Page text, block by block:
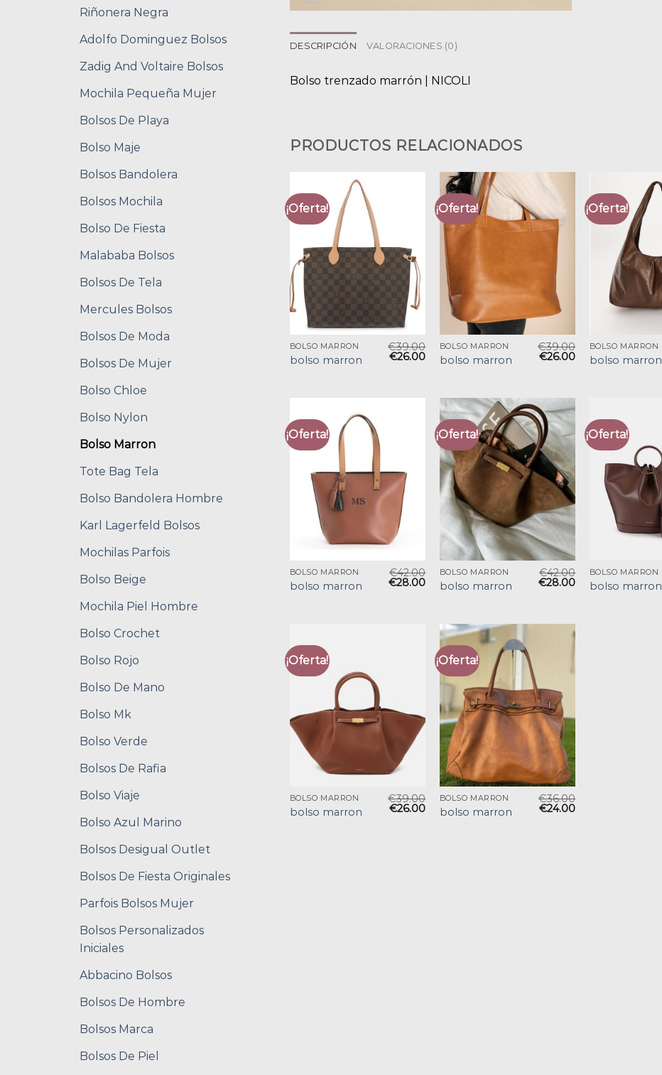
Riñonera Negra
Adolfo Dominguez Bolsos
Zadig And Voltaire Bolsos
Mochila Pequeña Mujer
Bolsos De Playa
Bolso Maje
Bolsos Bandolera
Bolsos Mochila
Bolso De Fiesta
Malababa Bolsos
Bolsos De Tela
Mercules Bolsos
Bolsos De Moda
Bolsos De Mujer
Bolso Chloe
Bolso Nylon
Bolso Marron
Tote Bag Tela
Bolso Bandolera Hombre
Karl Lagerfeld Bolsos
Mochilas Parfois
Bolso Beige
Mochila Piel Hombre
Bolso Crochet
Bolso Rojo
Bolso De Mano
Bolso Mk
Bolso Verde
Bolsos De Rafia
Bolso Viaje
Bolso Azul Marino
Bolsos Desigual Outlet
Bolsos De Fiesta Originales
Parfois Bolsos Mujer
Bolsos Personalizados
Iniciales
Abbacino Bolsos
Bolsos De Hombre
Bolsos Marca
Bolsos De Piel
DESCRIPCIÓN VALORACIONES (0)
Bolso trenzado marrón | NICOLI
PRODUCTOS RELACIONADOS
¡Oferta!
BOLSO MARRON
bolso marron
€39.00
€26.00
¡Oferta!
BOLSO MARRON
bolso marron
€39.00
€26.00
¡Oferta!
BOLSO MARRON
bolso marron
¡Oferta!
BOLSO MARRON
bolso marron
€42.00
€28.00
¡Oferta!
BOLSO MARRON
bolso marron
€42.00
€28.00
¡Oferta!
BOLSO MARRON
bolso marron
¡Oferta!
BOLSO MARRON
bolso marron
€39.00
€26.00
¡Oferta!
BOLSO MARRON
bolso marron
€36.00
€24.00